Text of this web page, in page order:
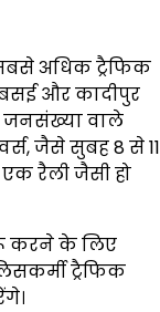
अधिक ट्रैफिक
और कादीपुर
जनसंख्या वाले
जैसे सुबह 8 से 11
रैली जैसी हो
करने के लिए
ट्रैफिक